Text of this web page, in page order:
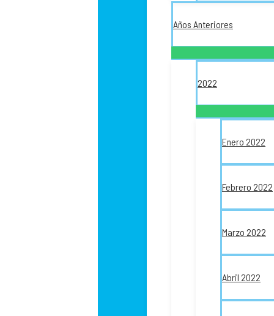
Años Anteriores
2022
Enero 2022
Febrero 2022
Marzo 2022
Abril 2022